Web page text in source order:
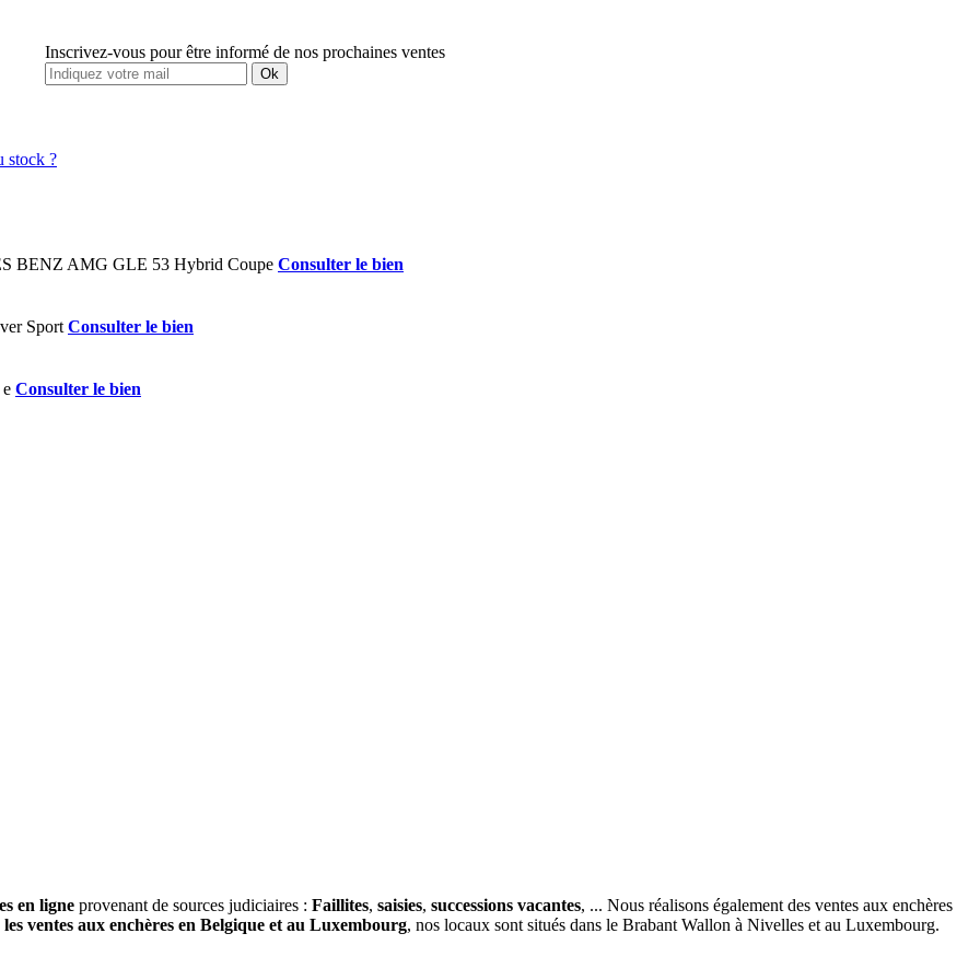
Inscrivez-vous pour être informé de nos prochaines ventes
Ok
Consulter le bien
Consulter le bien
Consulter le bien
en ligne provenant de sources judiciaires : Faillites, saisies, successions vacantes, ... Nous réalisons également des ventes aux enchères
les ventes aux enchères en Belgique et au Luxembourg, nos locaux sont situés dans le Brabant Wallon à Nivelles et au Luxembourg.